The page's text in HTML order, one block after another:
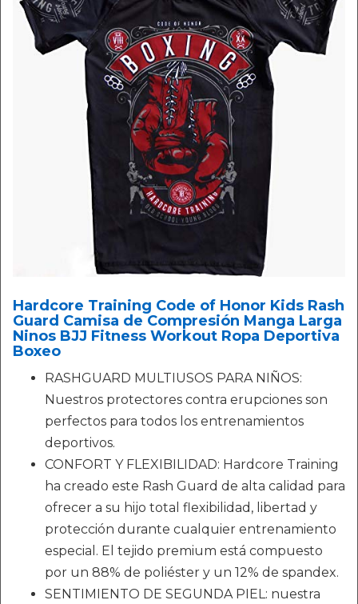
Hardcore Training Code of Honor Kids Rash
Guard Camisa de Compresión Manga Larga
Ninos BJJ Fitness Workout Ropa Deportiva
Boxeo
RASHGUARD MULTIUSOS PARA NIÑOS:
Nuestros protectores contra erupciones son
perfectos para todos los entrenamientos
deportivos.
CONFORT Y FLEXIBILIDAD: Hardcore Training
ha creado este Rash Guard de alta calidad para
ofrecer a su hijo total flexibilidad, libertad y
protección durante cualquier entrenamiento
especial. El tejido premium está compuesto
por un 88% de poliéster y un 12% de spandex.
SENTIMIENTO DE SEGUNDA PIEL: nuestra